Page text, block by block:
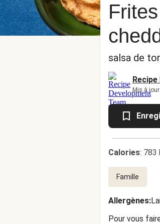
salsa de
Mis à
Calories: 783
Famille
Allergènes:
Pour vous